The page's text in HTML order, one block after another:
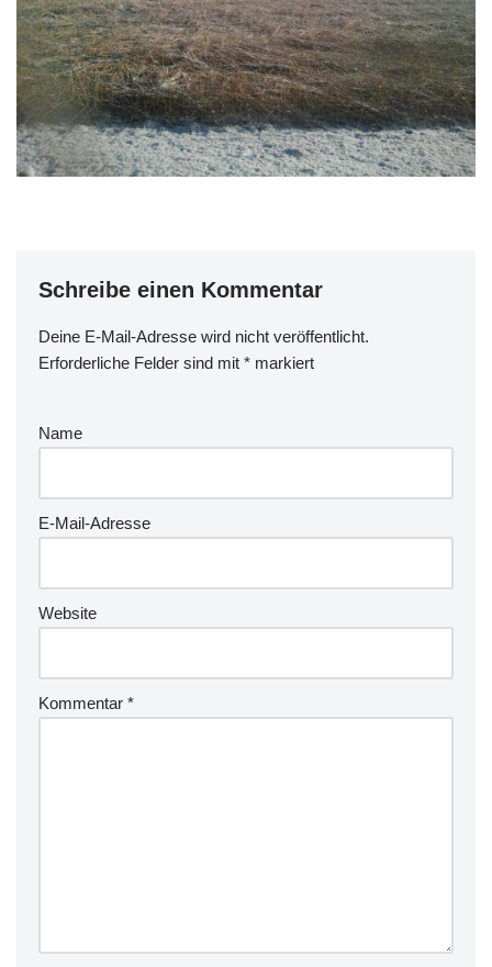
Schreibe einen Kommentar
Deine E-Mail-Adresse wird nicht veröffentlicht.
Erforderliche Felder sind mit * markiert
Name
E-Mail-Adresse
Website
Kommentar *